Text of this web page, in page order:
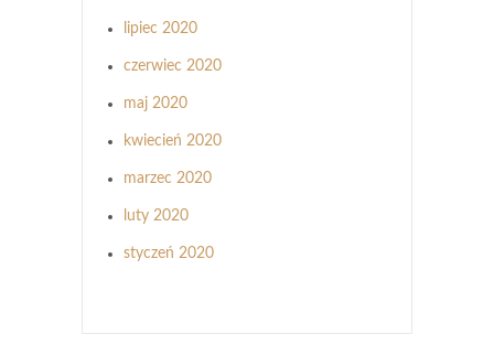
lipiec 2020
czerwiec 2020
maj 2020
kwiecień 2020
marzec 2020
luty 2020
styczeń 2020